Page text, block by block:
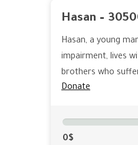
Hasan –
Hasan, a young
impairment, lives
brothers who
Donate
0$